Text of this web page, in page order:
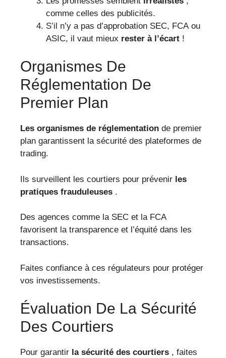
comme celles des publicités.
S’il n’y a pas d’approbation SEC, FCA ou
ASIC, il vaut mieux rester à l’écart !
Organismes De
Réglementation De
Premier Plan
Les organismes de réglementation de premier
plan garantissent la sécurité des plateformes de
trading.
Ils surveillent les courtiers pour prévenir les
pratiques frauduleuses .
Des agences comme la SEC et la FCA
favorisent la transparence et l’équité dans les
transactions.
Faites confiance à ces régulateurs pour protéger
vos investissements.
Évaluation De La Sécurité
Des Courtiers
Pour garantir la sécurité des courtiers , faites